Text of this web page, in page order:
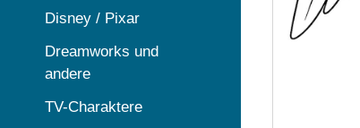
Disney / Pixar
Dreamworks und
andere
TV-Charaktere